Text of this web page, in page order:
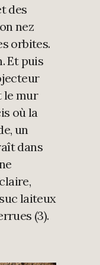
des
nez
orbites.
Et puis
le mur
où la
un
dans
laiteux
(3).